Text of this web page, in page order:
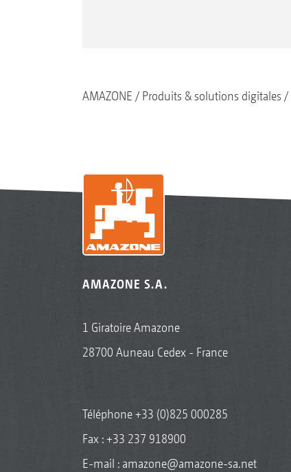
AMAZONE Produits & solutions digitales
AMAZONE S.A.
1 Giratoire Amazone
28700 Auneau Cedex - France
Téléphone+33 (0)825 000285
Fax : +33 237 918900
E-mail : amazone@amazone-sa.net